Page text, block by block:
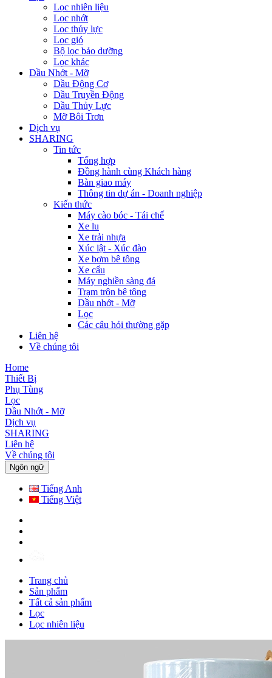
Lọc nhiên liệu
Lọc nhớt
Lọc thủy lực
Lọc gió
Bộ lọc bảo dưỡng
Lọc khác
Dầu Nhớt - Mỡ
Dầu Động Cơ
Dầu Truyền Động
Dầu Thủy Lực
Mỡ Bôi Trơn
Dịch vụ
SHARING
Tin tức
Tổng hợp
Đồng hành cùng Khách hàng
Bàn giao máy
Thông tin dự án - Doanh nghiệp
Kiến thức
Máy cào bóc - Tái chế
Xe lu
Xe trải nhựa
Xúc lật - Xúc đào
Xe bơm bê tông
Xe cẩu
Máy nghiền sàng đá
Trạm trộn bê tông
Dầu nhớt - Mỡ
Lọc
Các câu hỏi thường gặp
Liên hệ
Về chúng tôi
Home
Thiết Bị
Phụ Tùng
Lọc
Dầu Nhớt - Mỡ
Dịch vụ
SHARING
Liên hệ
Về chúng tôi
Ngôn ngữ
Tiếng Anh
Tiếng Việt
Trang chủ
Sản phẩm
Tất cả sản phẩm
Lọc
Lọc nhiên liệu